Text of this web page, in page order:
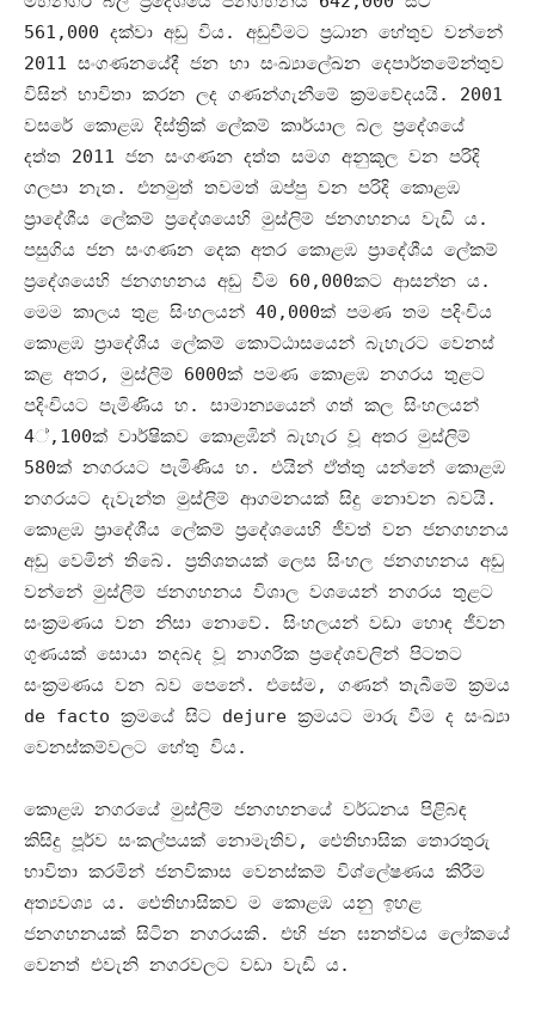
561,000 දක්වා අඩු විය. අඩුවීමට ප්‍රධාන හේතුව වන්නේ
2011 සංගණනයේදී ජන හා සංඛ්‍යාලේඛන දෙපාර්තමේන්තුව
විසින් භාවිතා කරන ලද ගණන්ගැනීමේ ක්‍රමවේදයයි. 2001
වසරේ කොළඹ දිස්ත්‍රික් ලේකම් කාර්යාල බල ප්‍රදේශයේ
දත්ත 2011 ජන සංගණන දත්ත සමග අනුකූල වන පරිදි
ගලපා නැත . එනමුත් තවමත් ඔප්පු වන පරිදි කොළඹ
ප්‍රාදේශීය ලේකම් ප්‍රදේශයෙහි මුස්ලිම් ජනගහනය වැඩි ය.
පසුගිය ජන සංගණන දෙක අතර කොළඹ ප්‍රාදේශීය ලේකම්
ප්‍රදේශයෙහි ජනගහනය අඩු වීම 60,000කට ආසන්න ය.
මෙම කාලය තුළ සිංහලයන් 40,000ක් පමණ තම පදිංචිය
කොළඹ ප්‍රාදේශීය ලේකම් කොට්ඨාසයෙන් බැහැරට වෙනස්
කළ අතර, මුස්ලිම් 6000ක් පමණ කොළඹ නගරය තුළට
පදිංචියට පැමිණිය හ. සාමාන්‍යයෙන් ගත් කල සිංහලයන්
4‍්,100ක් වාර්ෂිකව කොළඹින් බැහැර වූ අතර මුස්ලිම්
580ක් නගරයට පැමිණිය හ. එයින් ඒත්තු යන්නේ කොළඹ
නගරයට දැවැන්ත මුස්ලිම් ආගමනයක් සිදු නොවන බවයි.
කොළඹ ප්‍රාදේශීය ලේකම් ප්‍රදේශයෙහි ජීවත් වන ජනගහනය
අඩු වෙමින් තිබේ . ප්‍රතිශතයක් ලෙස සිංහල ජනගහනය අඩු
වන්නේ මුස්ලිම් ජනගහනය විශාල වශයෙන් නගරය තුළට
සංක්‍රමණය වන නිසා නොවේ. සිංහලයන් වඩා හොඳ ජීවන
ගුණයක් සොයා තදබද වූ නාගරික ප්‍රදේශවලින් පිටතට
සංක්‍රමණය වන බව පෙනේ. එසේම, ගණන් තැබීමේ ක්‍රමය
de facto ක්‍රමයේ සිට dejure ක්‍රමයට මාරු වීම ද සංඛ්‍යා
වෙනස්කම්වලට හේතු විය.
කොළඹ නගරයේ මුස්ලිම් ජනගහනයේ වර්ධනය පිළිබඳ
කිසිදු පූර්ව සංකල්පයක් නොමැතිව, ඓතිහාසික තොරතුරු
භාවිතා කරමින් ජනවිකාස වෙනස්කම් විශ්ලේෂණය කිරීම
අත්‍යවශ්‍ය ය. ඓතිහාසිකව ම කොළඹ යනු ඉහළ
ජනගහනයක් සිටින නගරයකි. එහි ජන ඝනත්වය ලෝකයේ
වෙනත් එවැනි නගරවලට වඩා වැඩි ය.